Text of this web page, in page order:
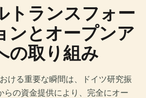
トランスフォー
ンとオープンア
の取り組み
ける重要な瞬間は、ドイツ研究振
らの資金提供により、完全にオー